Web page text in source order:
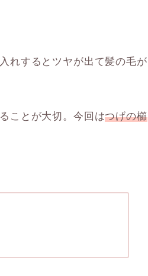
れするとツヤが出て髪の毛が
ことが大切。今回はつげの櫛